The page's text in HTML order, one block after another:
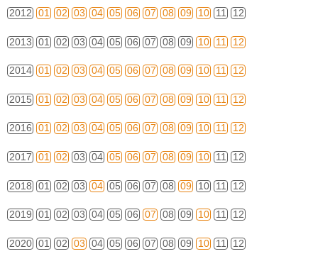
2012 01 02 03 04 05 06 07 08 09 10 11 12
2013 01 02 03 04 05 06 07 08 09 10 11 12
2014 01 02 03 04 05 06 07 08 09 10 11 12
2015 01 02 03 04 05 06 07 08 09 10 11 12
2016 01 02 03 04 05 06 07 08 09 10 11 12
2017 01 02 03 04 05 06 07 08 09 10 11 12
2018 01 02 03 04 05 06 07 08 09 10 11 12
2019 01 02 03 04 05 06 07 08 09 10 11 12
2020 01 02 03 04 05 06 07 08 09 10 11 12